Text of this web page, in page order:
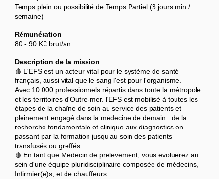
Temps plein ou possibilité de Temps Partiel (3 jours min /
semaine)
Rémunération
80 - 90 K€ brut/an
Description de la mission
🩸 L'EFS est un acteur vital pour le système de santé
français, aussi vital que le sang l'est pour l'organisme.
Avec 10 000 professionnels répartis dans toute la métropole
et les territoires d'Outre-mer, l'EFS est mobilisé à toutes les
étapes de la chaîne de soin au service des patients et
pleinement engagé dans la médecine de demain : de la
recherche fondamentale et clinique aux diagnostics en
passant par la formation jusqu'au soin des patients
transfusés ou greffés.
🩸 En tant que Médecin de prélèvement, vous évoluerez au
sein d'une équipe pluridisciplinaire composée de médecins,
Infirmier(e)s, et de chauffeurs.